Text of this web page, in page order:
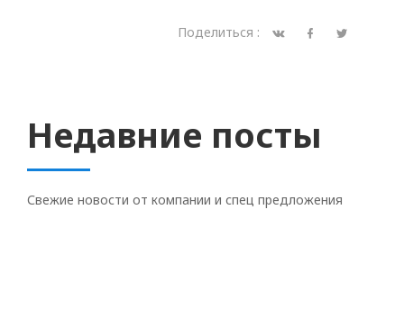
Поделиться :
Недавние посты
Свежие новости от компании и спец предложения